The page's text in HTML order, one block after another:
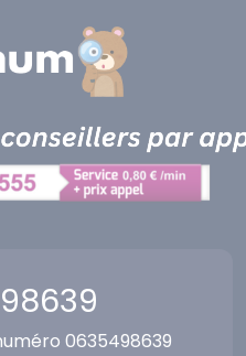
0635498639